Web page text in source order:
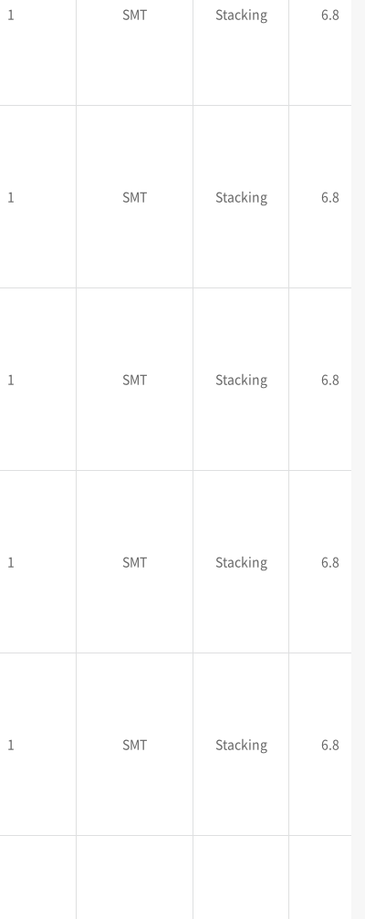
1 SMT Stacking 6.8
1 SMT Stacking 6.8
1 SMT Stacking 6.8
1 SMT Stacking 6.8
1 SMT Stacking 6.8